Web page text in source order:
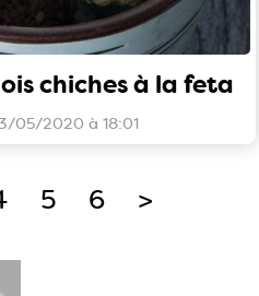
chiches à la feta
05/2020 à 18:01
5 6 >